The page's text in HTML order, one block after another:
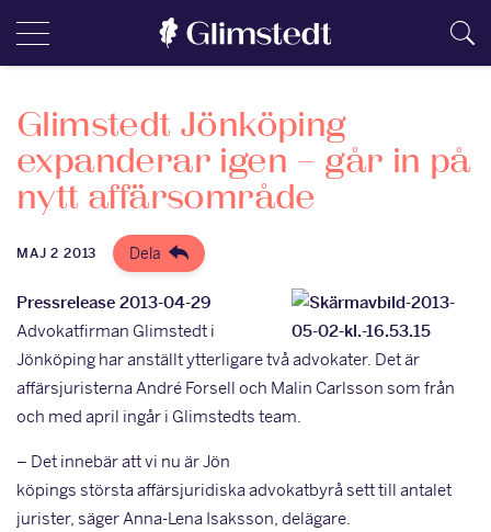
Glimstedt Jönköping
expanderar igen – går in på
nytt affärsområde
MAJ 2 2013 Dela
Pressrelease 2013-04-29
Advokatfirman Glimstedt i
Jönköping har anställt ytterligare två advokater. Det är
affärsjuristerna André Forsell och Malin Carlsson som från
och med april ingår i Glimstedts team.
– Det innebär att vi nu är Jön
köpings största affärsjuridiska advokatbyrå sett till antalet
jurister, säger Anna-Lena Isaksson, delägare.